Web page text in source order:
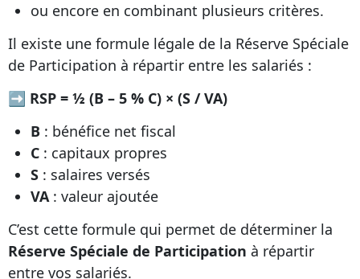
ou encore en combinant plusieurs critères.
Il existe une formule légale de la Réserve Spéciale
de Participation à répartir entre les salariés :
➡ RSP = ½ (B – 5 % C) × (S / VA)
B : bénéfice net fiscal
C : capitaux propres
S : salaires versés
VA: valeur ajoutée
C’est cette formule qui permet de déterminer la
Réserve Spéciale de Participation à répartir
entre vos salariés.